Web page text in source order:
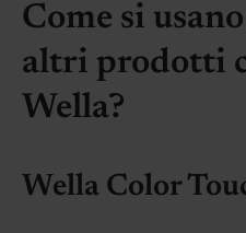
Come si
altri prodotti
Wella?
Wella Color